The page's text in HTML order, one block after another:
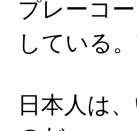
プレーコ
している
日本人は